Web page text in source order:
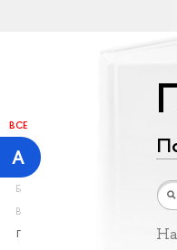
ВСЕ
А
Б
В
Г